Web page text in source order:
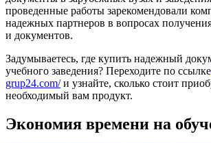
проведенные работы зарекомендовали
надежных партнеров в вопросах
и документов.
Задумываетесь, где купить надежный
учебного заведения? Переходите по
grup24.com/и узнайте, сколько стоит
необходимый вам продукт.
Экономия времени на